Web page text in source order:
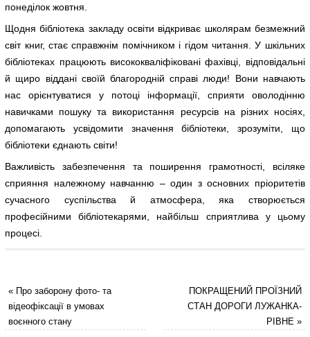
понеділок жовтня.
Щодня бібліотека закладу освіти відкриває школярам безмежний
світ книг, стає справжнім помічником і гідом читання. У шкільних
бібліотеках працюють висококваліфіковані фахівці, відповідальні
й щиро віддані своїй благородній справі люди! Вони навчають
нас орієнтуватися у потоці інформації, сприяти оволодінню
навичками пошуку та використання ресурсів на різних носіях,
допомагають усвідомити значення бібліотеки, зрозуміти, що
бібліотеки єднають світи!
Важливість забезпечення та поширення грамотності, всіляке
сприяння належному навчанню – один з основних пріоритетів
сучасного суспільства й атмосфера, яка створюється
професійними бібліотекарями, найбільш сприятлива у цьому
процесі.
«Про заборону фото- та
відеофіксації в умовах
воєнного стану
ПОКРАЩЕНИЙ ПРОЇЗНИЙ
СТАН ДОРОГИ ЛУЖАНКА-
РІВНЕ»